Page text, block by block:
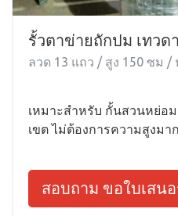
รั้วตาข่ายถักปม เทวด
ลวด 13 แถว / สูง 150 ซม /
เหมาะสำหรับ กั้นสวนหย่อ
เขต ไม่ต้องการความสูงมาก
สอบถาม ขอใบเสน